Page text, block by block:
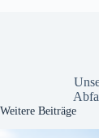
und
Weitere Beiträge